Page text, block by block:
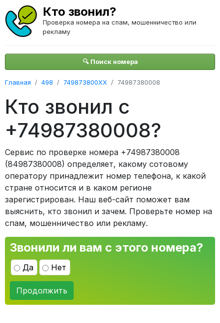
Кто звонил?
Проверка номера на спам, мошенничество или
рекламу
🔍 Поиск номера
Главная 498 749873800XX 74987380008
Кто звонил с
+74987380008?
Сервис по проверке номера +74987380008
(84987380008) определяет, какому сотовому
оператору принадлежит номер телефона, к какой
стране относится и в каком регионе
зарегистрирован. Наш веб-сайт поможет вам
выяснить, кто звонил и зачем. Проверьте номер на
спам, мошенничество или рекламу.
Звонили ли вам с этого номера?
Да Нет
Продолжить